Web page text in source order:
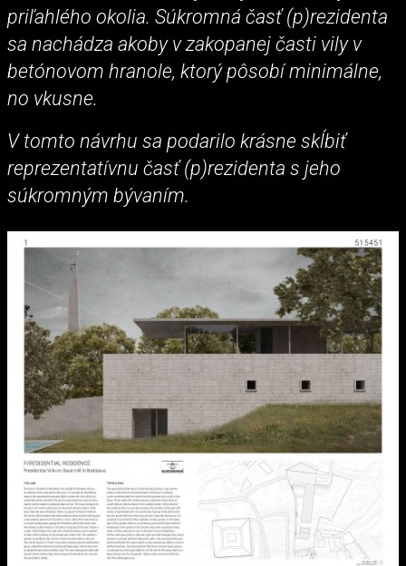
priľahlého okolia. Súkromná časť (p)rezidenta
sa nachádza akoby v zakopanej časti vily v
betónovom hranole, ktorý pôsobí minimálne,
no vkusne.
V tomto návrhu sa podarilo krásne skĺbiť
reprezentatívnu časť (p)rezidenta s jeho
súkromným bývaním.